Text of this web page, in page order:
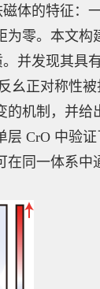
体的特征：
为零。本文构
并发现其具
正对称性被
的机制，并给
CrO 中验证
在同一体系中